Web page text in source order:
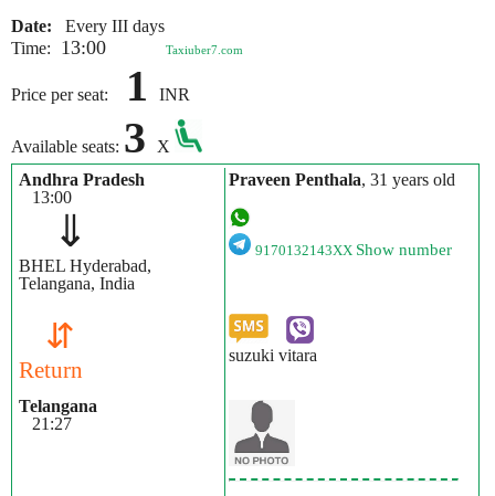
Date:
Every III days
Time:
13:00 Taxiuber7.com
Price per seat: 1 INR
Available seats: 3
X
Andhra Pradesh
13:00
⇓
BHEL Hyderabad,
Telangana, India
⇵
Return
Telangana
21:27
Praveen Penthala, 31 years old
9170132143XX Show number
suzuki vitara